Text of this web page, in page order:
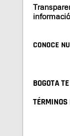
CONOCE
BOGOTA
TÉRMINOS